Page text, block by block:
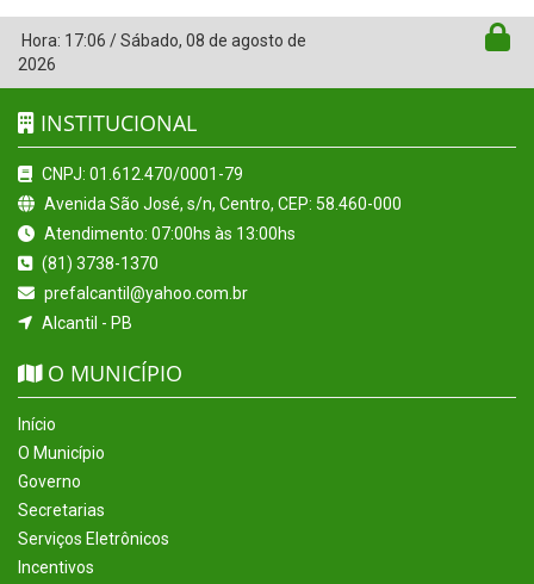
Hora: 17:06 /Sábado, 08 de agosto de
2026
INSTITUCIONAL
CNPJ: 01.612.470/0001-79
Avenida São José, s/n, Centro, CEP: 58.460-000
Atendimento: 07:00hs às 13:00hs
(81) 3738-1370
prefalcantil@yahoo.com.br
Alcantil - PB
O MUNICÍPIO
Início
O Município
Governo
Secretarias
Serviços Eletrônicos
Incentivos